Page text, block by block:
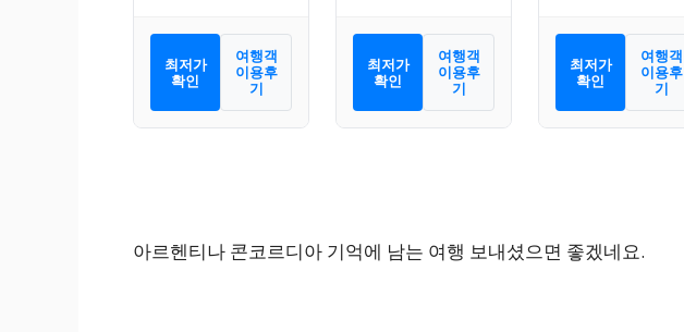
최저가
확인
여행객
이용후
기
최저가
확인
여행객
이용후
기
최저가
확인
여행객
이용후
기
아르헨티나 콘코르디아 기억에 남는 여행 보내셨으면 좋겠네요.